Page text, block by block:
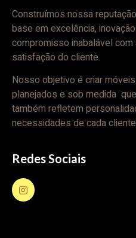
Construímos nossa
base em excelência,
compromisso inabalável com
satisfação do cliente.
Nosso objetivo é criar móveis
planejados e sob medida que
também refletem
necessidades de cada
Redes Sociais